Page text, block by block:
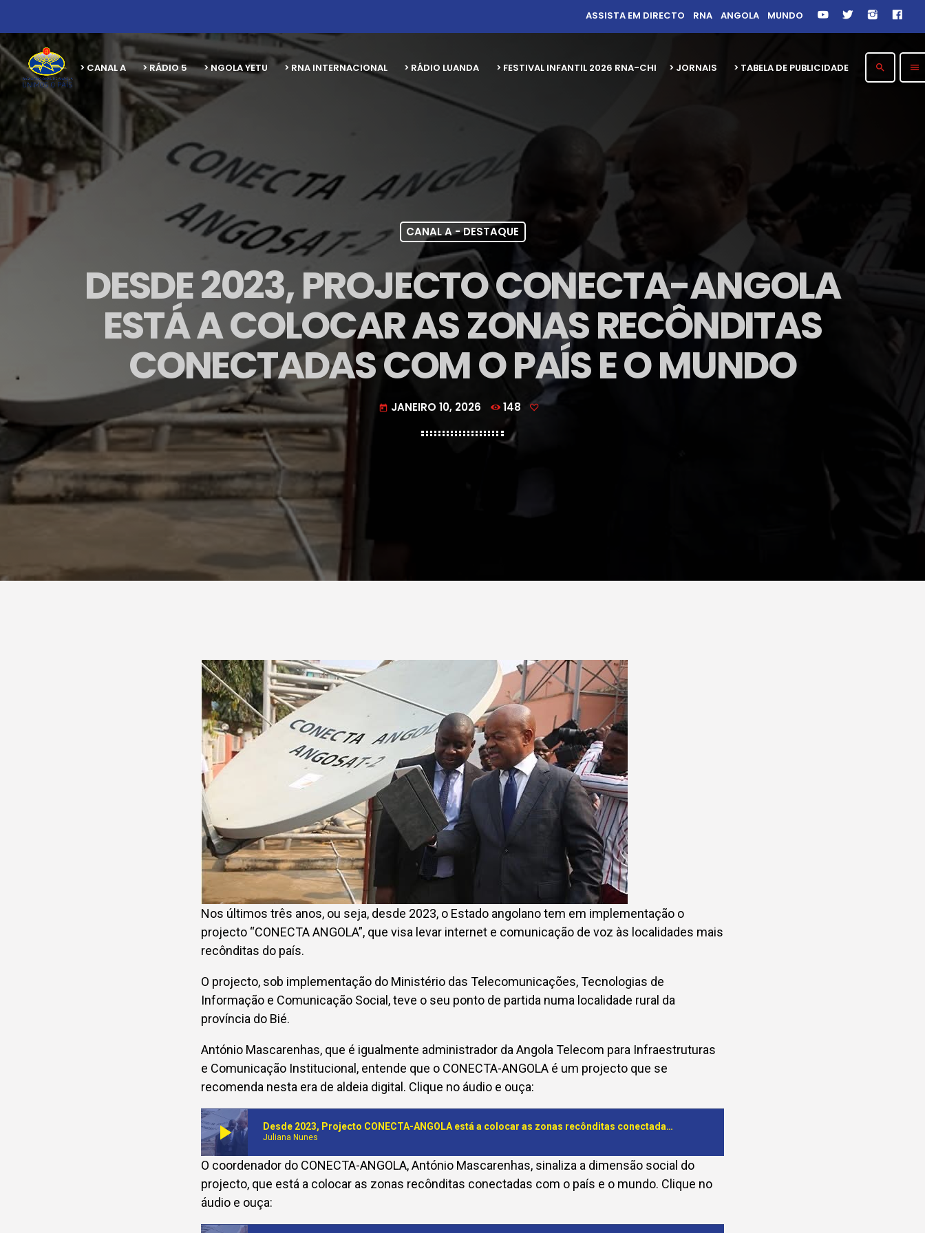
ASSISTA EM DIRECTO RNA ANGOLA MUNDO
> CANAL A > RÁDIO 5 > NGOLA YETU > RNA INTERNACIONAL > RÁDIO LUANDA > FESTIVAL INFANTIL 2026 RNA-CHITOTOLO 30 ANOS
> JORNAIS > TABELA DE PUBLICIDADE search menu
CANAL A - DESTAQUE
DESDE 2023, PROJECTO CONECTA-ANGOLA
ESTÁ A COLOCAR AS ZONAS RECÔNDITAS
CONECTADAS COM O PAÍS E O MUNDO
today JANEIRO 10, 2026 148
Nos últimos três anos, ou seja, desde 2023, o Estado angolano tem em implementação o
projecto “CONECTA ANGOLA”, que visa levar internet e comunicação de voz às localidades mais
recônditas do país.
O projecto, sob implementação do Ministério das Telecomunicações, Tecnologias de
Informação e Comunicação Social, teve o seu ponto de partida numa localidade rural da
província do Bié.
António Mascarenhas, que é igualmente administrador da Angola Telecom para Infraestruturas
e Comunicação Institucional, entende que o CONECTA-ANGOLA é um projecto que se
recomenda nesta era de aldeia digital. Clique no áudio e ouça:
play_arrow Desde 2023, Projecto CONECTA-ANGOLA está a colocar as zonas recônditas conectadas com o país e o mundo
Juliana Nunes
O coordenador do CONECTA-ANGOLA, António Mascarenhas, sinaliza a dimensão social do
projecto, que está a colocar as zonas recônditas conectadas com o país e o mundo. Clique no
áudio e ouça: